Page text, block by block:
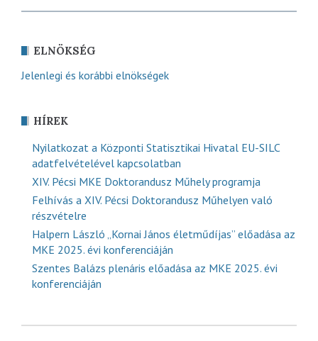
ELNÖKSÉG
Jelenlegi és korábbi elnökségek
HÍREK
Nyilatkozat a Központi Statisztikai Hivatal EU-SILC
adatfelvételével kapcsolatban
XIV. Pécsi MKE Doktorandusz Műhely programja
Felhívás a XIV. Pécsi Doktorandusz Műhelyen való
részvételre
Halpern László „Kornai János életműdíjas” előadása az
MKE 2025. évi konferenciáján
Szentes Balázs plenáris előadása az MKE 2025. évi
konferenciáján